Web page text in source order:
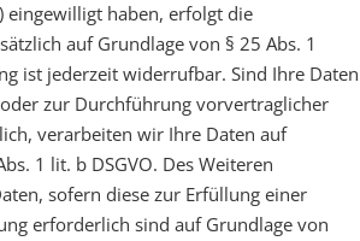
eingewilligt haben, erfolgt die
auf Grundlage von § 25 Abs. 1
ist jederzeit widerrufbar. Sind Ihre Daten
zur Durchführung vorvertraglicher
verarbeiten wir Ihre Daten auf
1 lit. b DSGVO. Des Weiteren
sofern diese zur Erfüllung einer
erforderlich sind auf Grundlage von